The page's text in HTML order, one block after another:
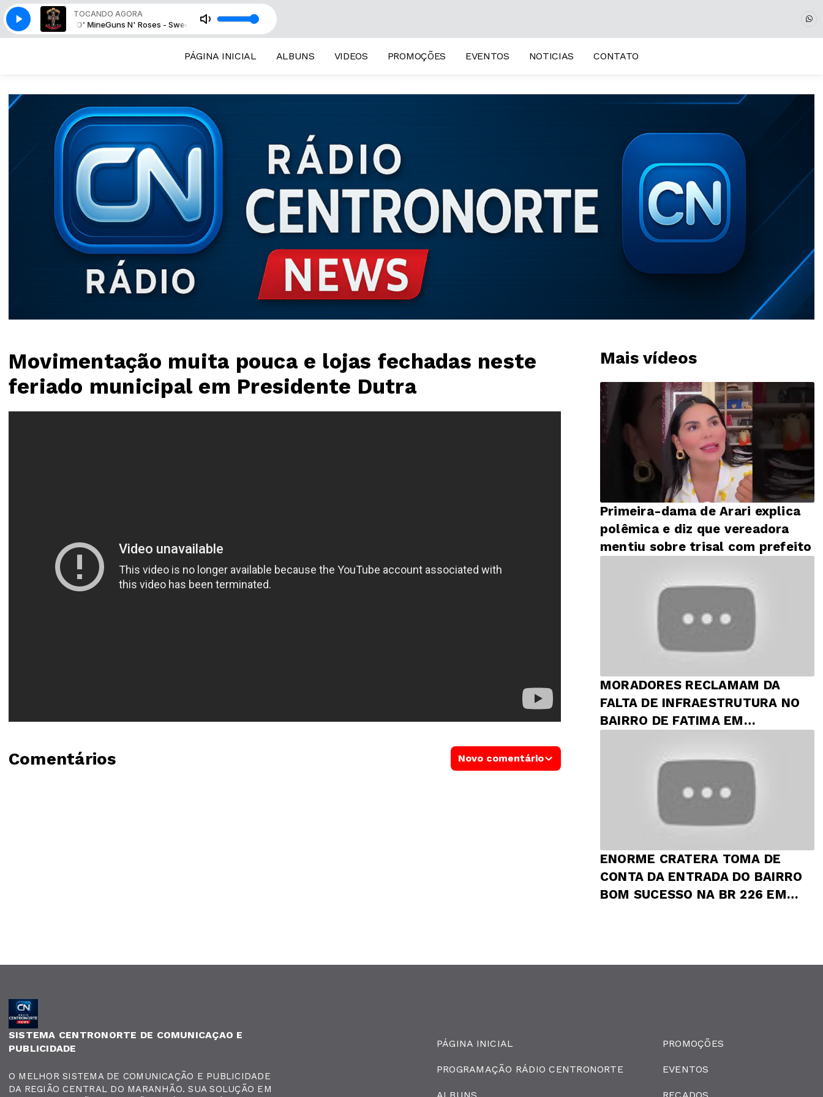
TOCANDO AGORA
Child O' Mine Guns N' Roses - Sweet Child O' Mine
PÁGINA INICIAL ALBUNS VIDEOS PROMOÇÕES EVENTOS NOTICIAS CONTATO
Movimentação muita pouca e lojas fechadas neste
feriado municipal em Presidente Dutra
Mais vídeos
Primeira-dama de Arari explica
polêmica e diz que vereadora
mentiu sobre trisal com prefeito
MORADORES RECLAMAM DA
FALTA DE INFRAESTRUTURA NO
BAIRRO DE FATIMA EM
ENORME CRATERA TOMA DE
CONTA DA ENTRADA DO BAIRRO
BOM SUCESSO NA BR 226 EM
Comentários Novo comentário
SISTEMA CENTRONORTE DE COMUNICAÇAO E
PUBLICIDADE
O MELHOR SISTEMA DE COMUNICAÇÃO E PUBLICIDADE
DA REGIÃO CENTRAL DO MARANHÃO. SUA SOLUÇÃO EM
PÁGINA INICIAL
PROGRAMAÇÃO RÁDIO CENTRONORTE
PROMOÇÕES
EVENTOS